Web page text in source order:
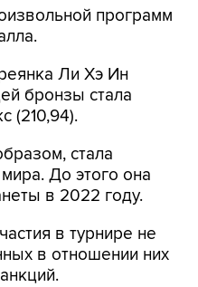
программ
Ли Хэ Ин
бронзы стала
(210,94).
стала
До этого она
в 2022 году.
в турнире не
в отношении них